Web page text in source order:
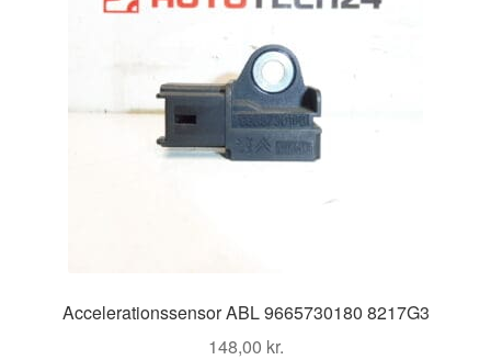
Accelerationssensor ABL 9665730180 8217G3
148,00 kr.